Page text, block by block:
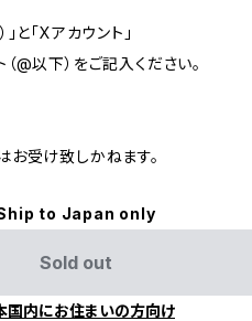
と「Xアカウント」
@以下）をご記入ください。
お受け致しかねます。
to Japan only
Sold out
国内にお住まいの方向け